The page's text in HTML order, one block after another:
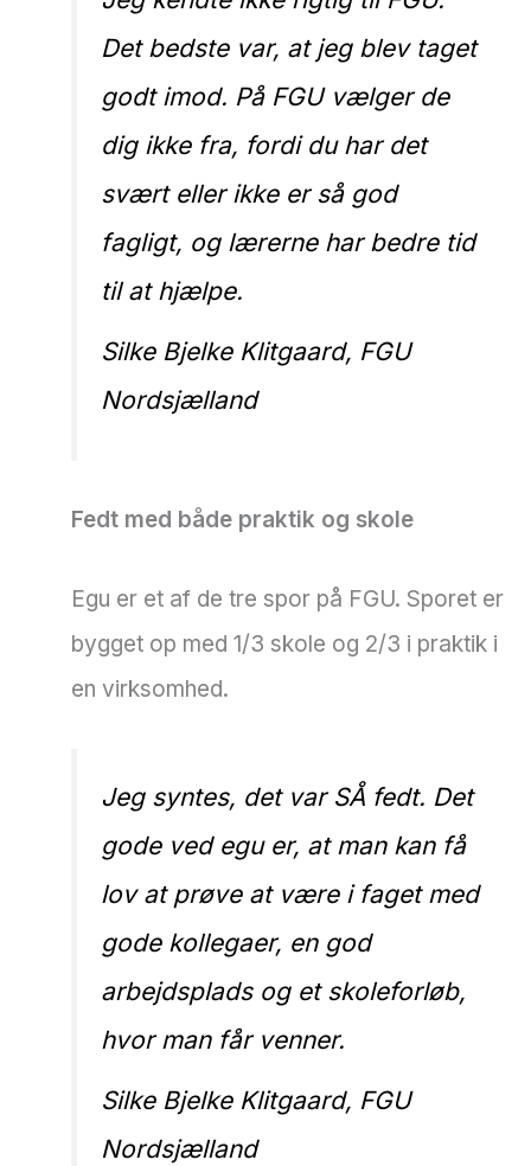
Det bedste var, at jeg blev taget
godt imod. På FGU vælger de
dig ikke fra, fordi du har det
svært eller ikke er så god
fagligt, og lærerne har bedre tid
til at hjælpe.
Silke Bjelke Klitgaard, FGU
Nordsjælland
Fedt med både praktik og skole
Egu er et af de tre spor på FGU. Sporet er
bygget op med 1/3 skole og 2/3 i praktik i
en virksomhed.
Jeg syntes, det var SÅ fedt. Det
gode ved egu er, at man kan få
lov at prøve at være i faget med
gode kollegaer, en god
arbejdsplads og et skoleforløb,
hvor man får venner.
Silke Bjelke Klitgaard, FGU
Nordsjælland